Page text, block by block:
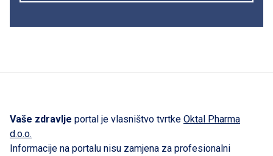
Vaše zdravlje portal je vlasništvo tvrtke Oktal Pharma
d.o.o.
Informacije na portalu nisu zamjena za profesionalni